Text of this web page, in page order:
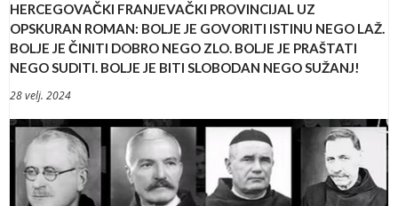
HERCEGOVAČKI FRANJEVAČKI PROVINCIJAL UZ
OPSKURAN ROMAN: BOLJE JE GOVORITI ISTINU NEGO LAŽ.
BOLJE JE ČINITI DOBRO NEGO ZLO. BOLJE JE PRAŠTATI
NEGO SUDITI. BOLJE JE BITI SLOBODAN NEGO SUŽANJ!
28 velj. 2024